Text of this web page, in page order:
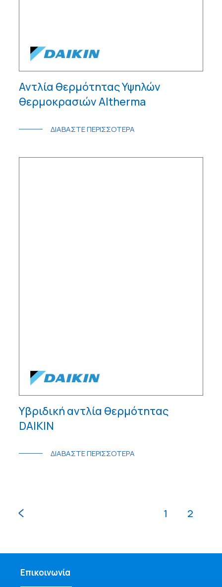
Αντλία θερμότητας Υψηλών
θερμοκρασιών Altherma
ΔΙΑΒΑΣΤΕ ΠΕΡΙΣΣΟΤΕΡΑ
Υβριδική αντλία θερμότητας
DAIKIN
ΔΙΑΒΑΣΤΕ ΠΕΡΙΣΣΟΤΕΡΑ
1 2
Επικοινωνία